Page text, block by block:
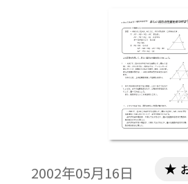
理解できたかどうかが確認
ています。「確認」問題で
題を取り上げていますから
て，つまずき箇所を確認す
す。「確認」問題の下の「
したり，やや難しい問題を
めのものです。基本的な内
や，習熟に応じた授業の際
ただければ幸いです。
2002年05月16日